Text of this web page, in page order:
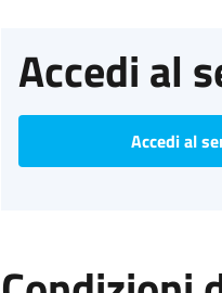
Accedi al
Accedi al